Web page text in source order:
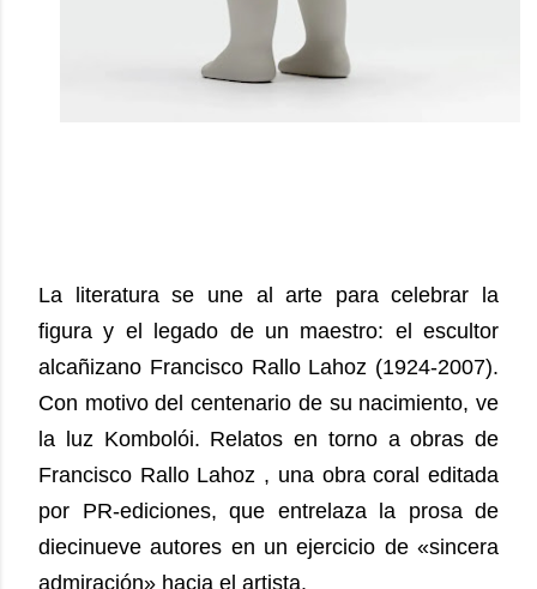
La literatura se une al arte para celebrar la
figura y el legado de un maestro: el escultor
alcañizano Francisco Rallo Lahoz (1924-2007).
Con motivo del centenario de su nacimiento, ve
la luz Kombolói. Relatos en torno a obras de
Francisco Rallo Lahoz , una obra coral editada
por PR-ediciones, que entrelaza la prosa de
diecinueve autores en un ejercicio de «sincera
admiración» hacia el artista.